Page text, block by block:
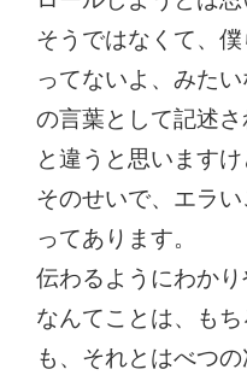
そうではなくて、
ってないよ、みた
の言葉として記述
と違うと思いますけ
そのせいで、エラ
ってあります。
伝わるようにわか
なんてことは、も
も、それとはべつ